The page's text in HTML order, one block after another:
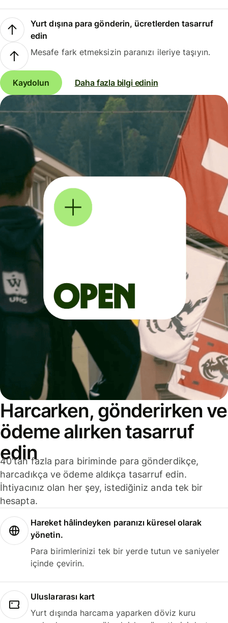
Yurt dışına para gönderin, ücretlerden tasarruf
edin
Mesafe fark etmeksizin paranızı ileriye taşıyın.
Kaydolun Daha fazla bilgi edinin
Harcarken, gönderirken ve
ödeme alırken tasarruf
edin
40'tan fazla para biriminde para gönderdikçe,
harcadıkça ve ödeme aldıkça tasarruf edin.
İhtiyacınız olan her şey, istediğiniz anda tek bir
hesapta.
Hareket hâlindeyken paranızı küresel olarak
yönetin.
Para birimlerinizi tek bir yerde tutun ve saniyeler
içinde çevirin.
Uluslararası kart
Yurt dışında harcama yaparken döviz kuru